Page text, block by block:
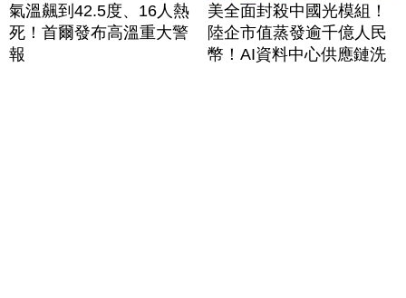
氣溫飆到42.5度、16人熱
死！首爾發布高溫重大警
報
美全面封殺中國光模組！
陸企市值蒸發逾千億人民
幣！AI資料中心供應鏈洗